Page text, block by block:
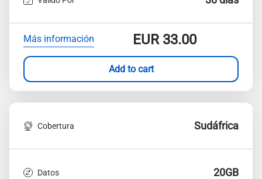
Más información EUR33.00
Add to cart
Cobertura Sudáfrica
Datos 20GB